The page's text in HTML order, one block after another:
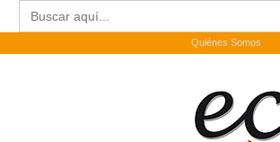
Buscar:
Quiénes Somos